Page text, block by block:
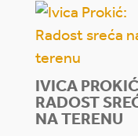
IVICA
RADOST
NA TERENU